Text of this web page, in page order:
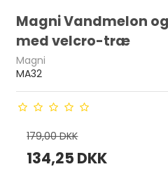
Magni Vandmelon
med velcro-træ
Magni
MA32
179,00 DKK
134,25 DKK